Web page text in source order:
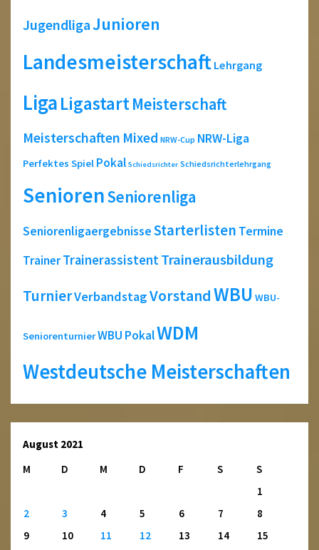
JugendligaJunioren
Landesmeisterschaft Lehrgang
LigaLigastartMeisterschaft
Meisterschaften Mixed NRW-Cup NRW-Liga
Perfektes Spiel Pokal Schiedsrichter Schiedsrichterlehrgang
SeniorenSeniorenliga
SeniorenligaergebnisseStarterlisten Termine
TrainerTrainerassistent Trainerausbildung
TurnierVerbandstagVorstandWBU WBU-
SeniorenturnierWBU PokalWDM
Westdeutsche Meisterschaften
August 2021
M
D M D F S
S
1
2
3 4 5 6 7
8
9
10 11 12 13 14
15